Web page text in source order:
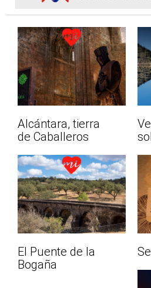
Alcántara, tierra
de Caballeros
El Puente de la
Bogaña